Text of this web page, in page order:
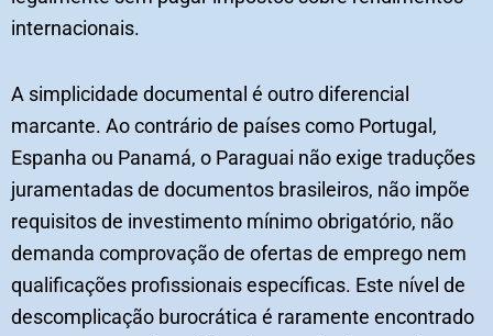
internacionais.
A simplicidade documental é outro diferencial
marcante. Ao contrário de países como Portugal,
Espanha ou Panamá, o Paraguai não exige traduções
juramentadas de documentos brasileiros, não impõe
requisitos de investimento mínimo obrigatório, não
demanda comprovação de ofertas de emprego nem
qualificações profissionais específicas. Este nível de
descomplicação burocrática é raramente encontrado